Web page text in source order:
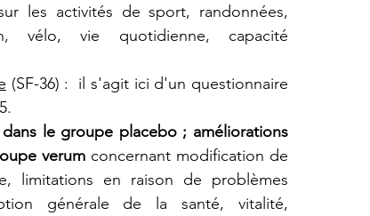
les activités de sport, randonnées,
vélo, vie quotidienne, capacité
(SF-36) :  il s'agit ici d'un questionnaire
le groupe placebo ; améliorations
verum concernant modification de
limitations en raison de problèmes
générale de la santé, vitalité,